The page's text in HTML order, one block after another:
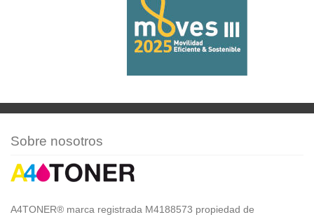
Sobre nosotros
A4TONER® marca registrada M4188573 propiedad de